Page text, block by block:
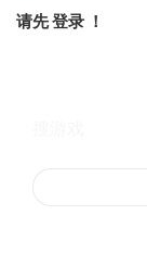
请先登录 ！